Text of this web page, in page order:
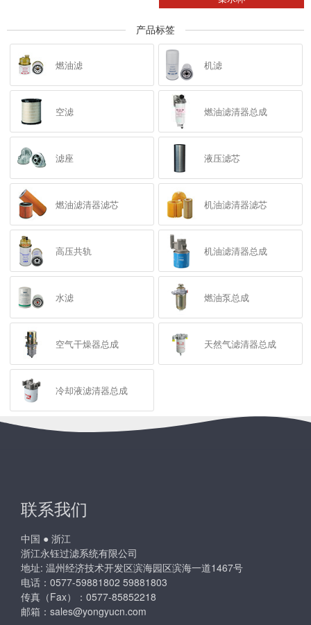
产品标签
燃油滤 机滤
空滤 燃油滤清器总成
滤座 液压滤芯
燃油滤清器滤芯 机油滤清器滤芯
高压共轨 机油滤清器总成
水滤 燃油泵总成
空气干燥器总成 天然气滤清器总成
冷却液滤清器总成
联系我们
中国 ● 浙江
浙江永钰过滤系统有限公司
地址: 温州经济技术开发区滨海园区滨海一道1467号
电话：0577-59881802 59881803
传真（Fax）：0577-85852218
邮箱： sales@yongyucn.com